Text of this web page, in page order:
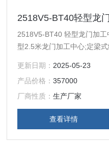
2518V5-BT40轻型龙
2518V5-BT40 轻型龙门加
型2.5米龙门加工中心;定梁
动，X轴左右移动，Z轴上下
更新日期： 2025-05-23
产品价格：357000
厂商性质：生产厂家
查看详情